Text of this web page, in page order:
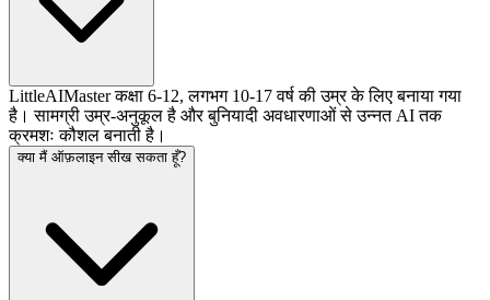
LittleAIMaster कक्षा 6-12, लगभग 10-17 वर्ष की उम्र के लिए बनाया गया
है। सामग्री उम्र-अनुकूल है और बुनियादी अवधारणाओं से उन्नत AI तक
क्रमशः कौशल बनाती है।
क्या मैं ऑफ़लाइन सीख सकता हूँ?